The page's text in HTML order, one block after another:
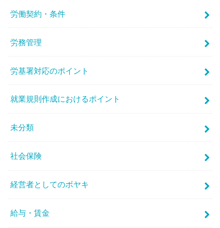
労働契約・条件
労務管理
労基署対応のポイント
就業規則作成におけるポイント
未分類
社会保険
経営者としてのボヤキ
給与・賃金